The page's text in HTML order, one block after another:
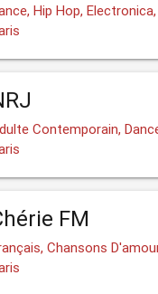
Hip Hop,
Contemporain,
FM
Chansons